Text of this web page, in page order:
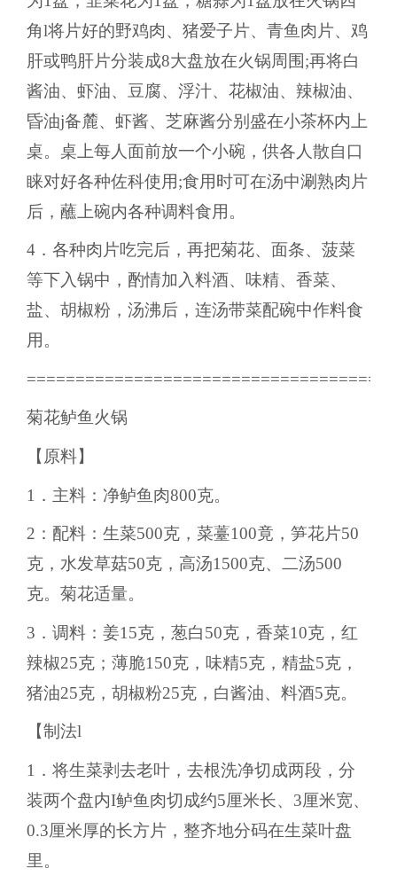
角l将片好的野鸡肉、猪爱子片、青鱼肉片、鸡
肝或鸭肝片分装成8大盘放在火锅周围;再将白
酱油、虾油、豆腐、浮汁、花椒油、辣椒油、
昏油j备麓、虾酱、芝麻酱分别盛在小茶杯内上
桌。桌上每人面前放一个小碗，供各人散自口
睐对好各种佐科使用;食用时可在汤中涮熟肉片
后，蘸上碗内各种调料食用。
4．各种肉片吃完后，再把菊花、面条、菠菜
等下入锅中，酌情加入料酒、味精、香菜、
盐、胡椒粉，汤沸后，连汤带菜配碗中作料食
用。
菊花鲈鱼火锅
【原料】
1．主料：净鲈鱼肉800克。
2：配料：生菜500克，菜薹100竟，笋花片50
克，水发草菇50克，高汤1500克、二汤500
克。菊花适量。
3．调料：姜15克，葱白50克，香菜10克，红
辣椒25克；薄脆150克，味精5克，精盐5克，
猪油25克，胡椒粉25克，白酱油、料酒5克。
【制法l
1．将生菜剥去老叶，去根洗净切成两段，分
装两个盘内I鲈鱼肉切成约5厘米长、3厘米宽、
0.3厘米厚的长方片，整齐地分码在生菜叶盘
里。